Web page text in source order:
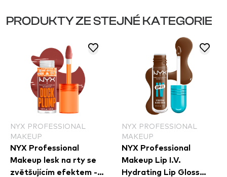
PRODUKTY ZE STEJNÉ KATEGORIE
NYX PROFESSIONAL
MAKEUP
NYX Professional
Makeup lesk na rty se
zvětšujícím efektem -
NYX PROFESSIONAL
MAKEUP
NYX Professional
Makeup Lip I.V.
Hydrating Lip Gloss